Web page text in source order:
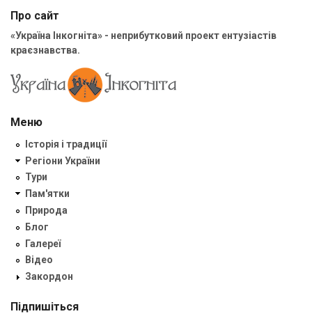
Про сайт
«Україна Інкогніта» - неприбутковий проект ентузіастів
краєзнавства.
Меню
Історія і традиції
Регіони України
Тури
Пам'ятки
Природа
Блог
Галереї
Відео
Закордон
Підпишіться